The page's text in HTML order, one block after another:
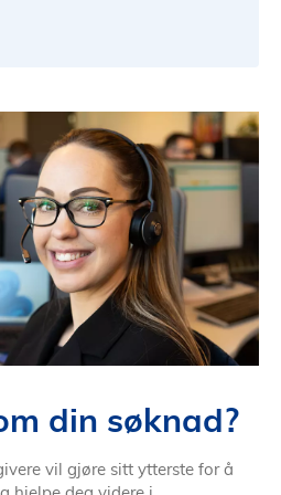
din søknad?
vil gjøre sitt ytterste for å